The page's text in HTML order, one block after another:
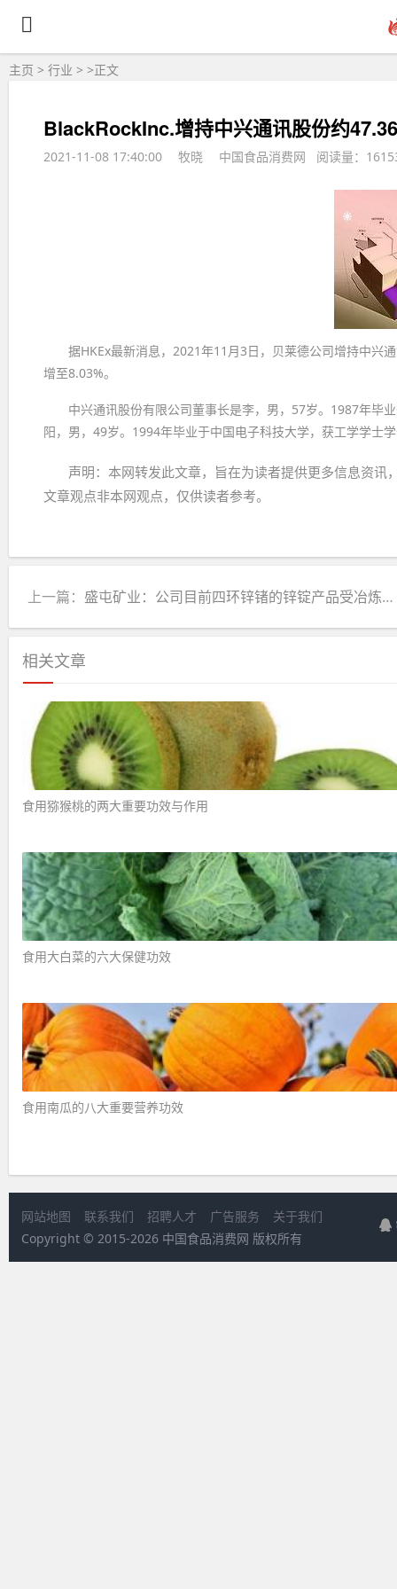
主页 > 行业 > >正文
BlackRockInc.增持中兴通讯股份约
2021-11-08 17:40:00 牧晓 中国食品消费网 阅读量：
据HKEx最新消息，2021年11月3日，贝莱德公司增持中兴
增至8.03%。
中兴通讯股份有限公司董事长是李，男，57岁。1987年毕
阳，男，49岁。1994年毕业于中国电子科技大学，获工学学士
声明：本网转发此文章，旨在为读者提供更多信息资
文章观点非本网观点，仅供读者参考。
上一篇： 盛屯矿业：公司目前四环锌锗的锌锭产品受冶炼加工影响大于金属价格波动影响
相关文章
食用猕猴桃的两大重要功效与作用 ​
食用大白菜的六大保健功效 ​
食用南瓜的八大重要营养功效 ​
网站地图 联系我们 招聘人才 广告服务
关于我们
Copyright © 2015-2026 中国食品消费网 版权所有